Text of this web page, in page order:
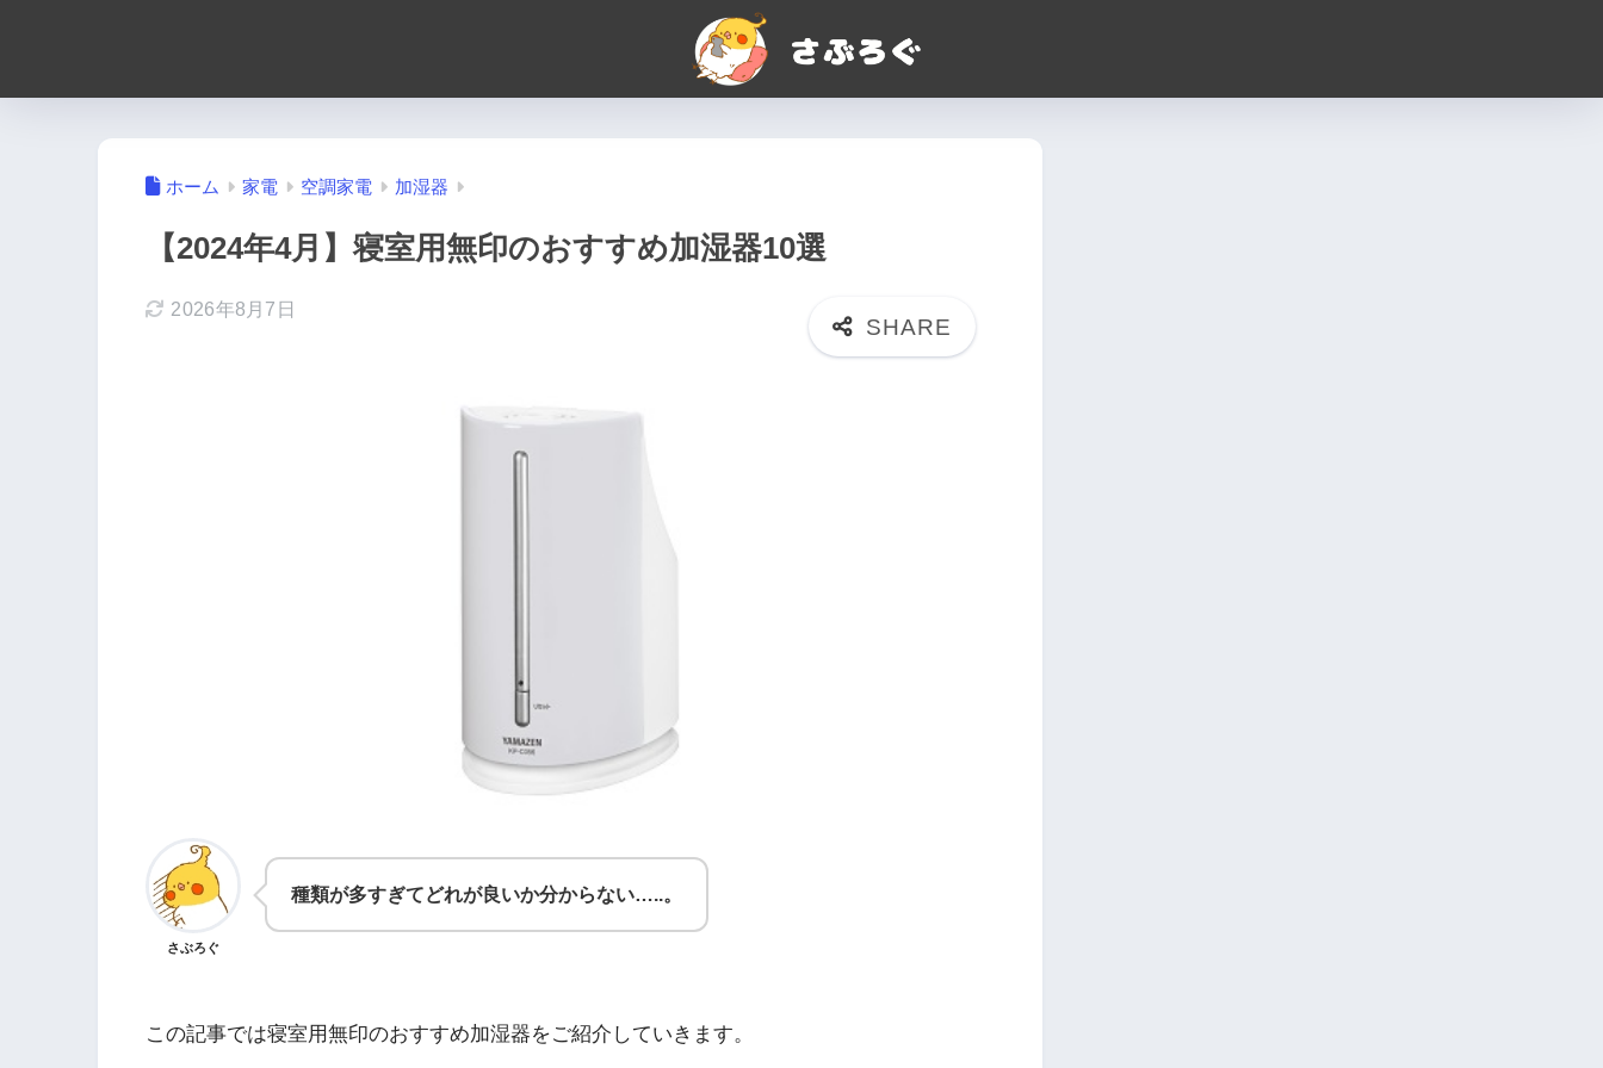
ホーム 家電 空調家電 加湿器
【2024年4月】寝室用無印のおすすめ加湿器10選
2026年8月7日
さぶろぐ
種類が多すぎてどれが良いか分からない…..。
この記事では寝室用無印のおすすめ加湿器をご紹介していきます。